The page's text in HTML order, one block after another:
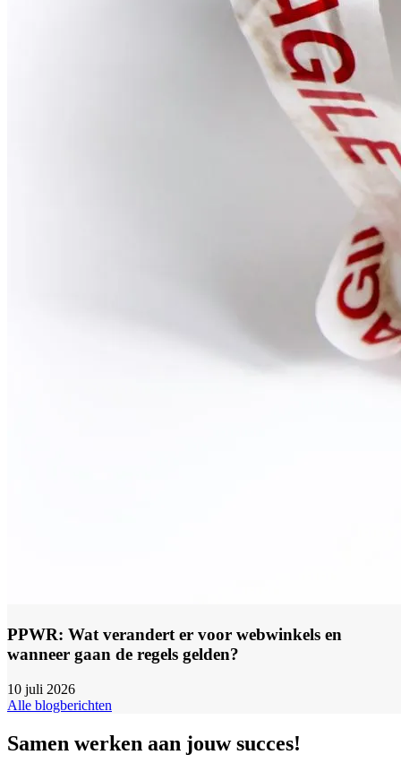
PPWR: Wat verandert er voor webwinkels en
wanneer gaan de regels gelden?
10 juli 2026
Alle blogberichten
Samen werken aan jouw succes!